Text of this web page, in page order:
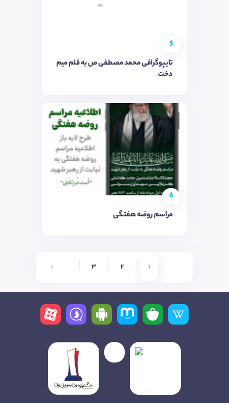
$
تایپوگرافی محمد مصطفی ص به قلم میم
دخت
$
مراسم روضه هفتگی
1
2
3